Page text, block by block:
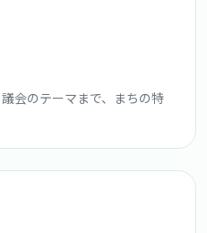
会のテーマまで、まちの特